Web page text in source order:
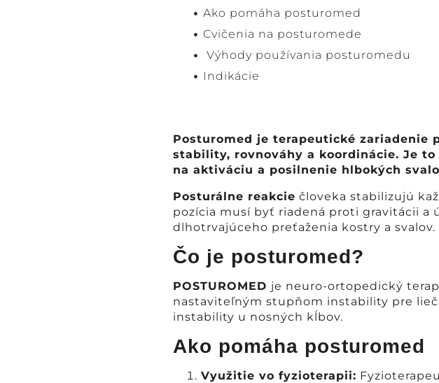
Ako pomáha posturomed
Cvičenia na posturomede
Výhody používania posturomedu
Indikácie
Posturomed je terapeutické zariadenie
stability, rovnováhy a koordinácie. Je
na aktiváciu a posilnenie hlbokých
Posturálne reakcie človeka stabilizujú
pozícia musí byť riadená proti gravitácii a
dlhotrvajúceho preťaženia kostry a svalov.
Čo je posturomed?
POSTUROMED je neuro-ortopedický
nastaviteľným stupňom instability pre
instability u nosných kĺbov.
Ako pomáha posturomed
Využitie vo fyzioterapii: